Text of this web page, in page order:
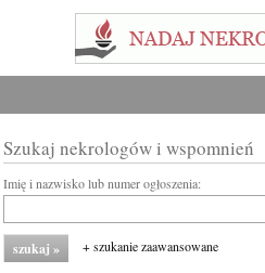
Szukaj nekrologów i wspomnień
Imię i nazwisko lub numer ogłoszenia:
+ szukanie zaawansowane